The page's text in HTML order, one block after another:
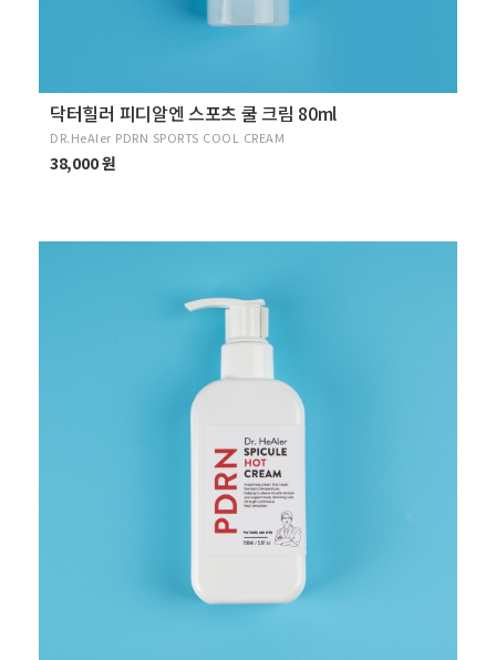
닥터힐러 피디알엔 스포츠 쿨 크림 80ml
DR.HeAler PDRN SPORTS COOL CREAM
38,000 원